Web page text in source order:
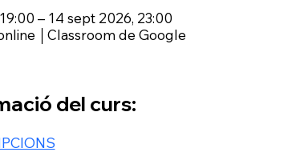
– 14 sept 2026, 23:00
│Classroom de Google
del curs: